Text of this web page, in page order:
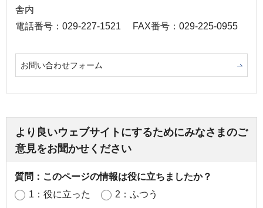
舎内
電話番号：029-227-1521
FAX番号：029-225-0955
お問い合わせフォーム
より良いウェブサイトにするためにみなさまのご
意見をお聞かせください
質問：このページの情報は役に立ちましたか？
1：役に立った
2：ふつう